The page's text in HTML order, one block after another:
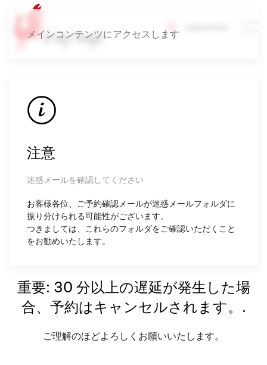
メインコンテンツにアクセスします
注意
迷惑メールを確認してください
お客様各位、ご予約確認メールが迷惑メールフォルダに
振り分けられる可能性がございます。
つきましては、これらのフォルダをご確認いただくこと
をお勧めいたします。
重要: 30 分以上の遅延が発生した場
合、予約はキャンセルされます。.
ご理解のほどよろしくお願いいたします。